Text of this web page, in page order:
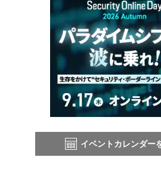
イベントカレンダー